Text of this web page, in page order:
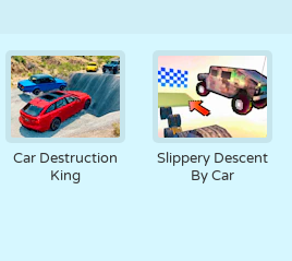
Car Destruction
King
Slippery Descent
By Car